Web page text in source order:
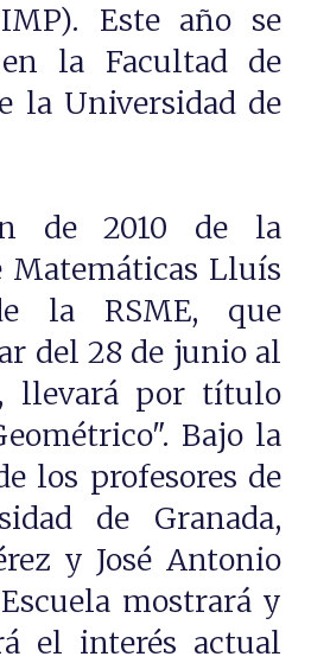
Este año se
la Facultad de
la Universidad de
de 2010 de la
Matemáticas Lluís
la RSME, que
del 28 de junio al
llevará por título
Bajo la
los profesores de
de Granada,
y José Antonio
mostrará y
el interés actual